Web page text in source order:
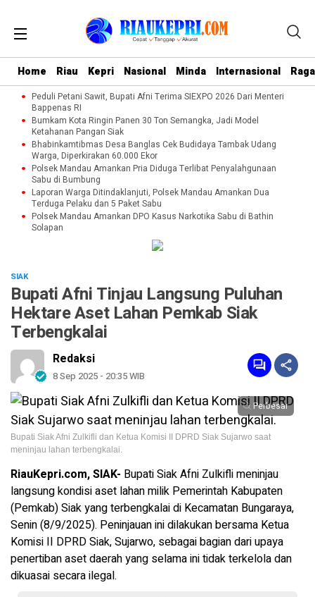
Home Riau Kepri Nasional Minda Internasional
Peduli Petani Sawit, Bupati Afni Terima SIEXPO 2026 Dari Menteri
Bappenas RI
Bumkam Kota Ringin Panen 30 Ton Semangka, Jadi Model
Ketahanan Pangan Siak
Bhabinkamtibmas Desa Banglas Cek Budidaya Tambak Udang
Warga, Diperkirakan 60.000 Ekor
Polsek Mandau Amankan Pria Diduga Terlibat Penyalahgunaan
Sabu di Bumbung
Laporan Warga Ditindaklanjuti, Polsek Mandau Amankan Dua
Terduga Pelaku dan 5 Paket Sabu
Polsek Mandau Amankan DPO Kasus Narkotika Sabu di Bathin
Solapan
SIAK
Bupati Afni Tinjau Langsung Puluhan
Hektare Aset Lahan Pemkab Siak
Terbengkalai
Redaksi
8 Sep 2025 - 20:35 WIB
Perbesar
Bupati Siak Afni Zulkifli dan Ketua Komisi II DPRD Siak Sujarwo saat
meninjau lahan terbengkalai.
RiauKepri.com, SIAK- Bupati Siak Afni Zulkifli meninjau
langsung kondisi aset lahan milik Pemerintah Kabupaten
(Pemkab) Siak yang terbengkalai di Kecamatan Bungaraya,
Senin (8/9/2025). Peninjauan ini dilakukan bersama Ketua
Komisi II DPRD Siak, Sujarwo, sebagai bagian dari upaya
penertiban aset daerah yang selama ini tidak terkelola dan
dikuasai secara ilegal.